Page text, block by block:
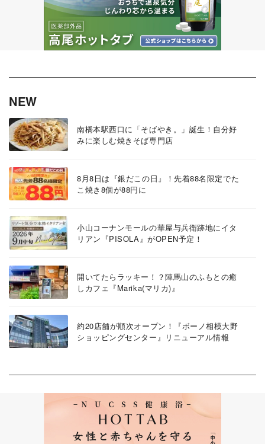
NEW
南橋本駅西口に「そばやき。」誕生！自分好
みに楽しむ焼きそば専門店
8月8日は『銀だこの日』！先着88名限定でた
こ焼き8個が88円に
小山コーナンモールの華屋与兵衛跡地にイタ
リアン『PISOLA』がOPEN予定！
開いてたらラッキー！？陣馬山のふもとの癒
しカフェ『Marika(マリカ)』
約20店舗が順次オープン！『ボーノ相模大野
ショッピングセンター』リニューアル情報